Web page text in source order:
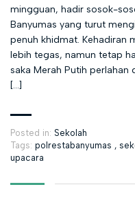
mingguan, hadir sosok-
Banyumas yang turut
penuh khidmat. Kehadiran
lebih tegas, namun tetap
saka Merah Putih perlahan
[…]
Posted in: Sekolah
Tags: polrestabanyumas ,
upacara